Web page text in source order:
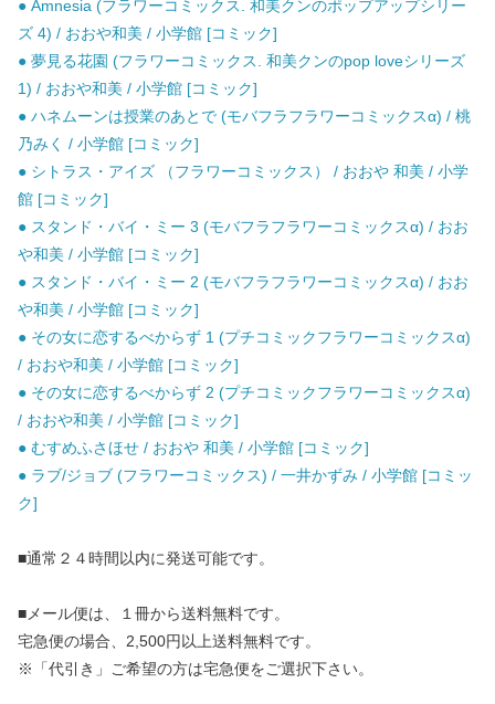
● Amnesia (フラワーコミックス. 和美クンのポップアップシリー
ズ 4) / おおや和美 / 小学館 [コミック]
● 夢見る花園 (フラワーコミックス. 和美クンのpop loveシリーズ
1) / おおや和美 / 小学館 [コミック]
● ハネムーンは授業のあとで (モバフラフラワーコミックスα) / 桃
乃みく / 小学館 [コミック]
● シトラス・アイズ （フラワーコミックス） / おおや 和美 / 小学
館 [コミック]
● スタンド・バイ・ミー 3 (モバフラフラワーコミックスα) / おお
や和美 / 小学館 [コミック]
● スタンド・バイ・ミー 2 (モバフラフラワーコミックスα) / おお
や和美 / 小学館 [コミック]
● その女に恋するべからず 1 (プチコミックフラワーコミックスα)
/ おおや和美 / 小学館 [コミック]
● その女に恋するべからず 2 (プチコミックフラワーコミックスα)
/ おおや和美 / 小学館 [コミック]
● むすめふさほせ / おおや 和美 / 小学館 [コミック]
● ラブ/ジョブ (フラワーコミックス) / 一井かずみ / 小学館 [コミッ
ク]
■通常２４時間以内に発送可能です。
■メール便は、１冊から送料無料です。
宅急便の場合、2,500円以上送料無料です。
※「代引き」ご希望の方は宅急便をご選択下さい。